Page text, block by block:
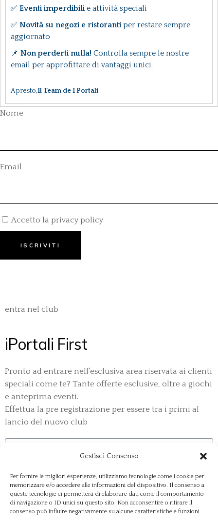
Gestisci Consenso
Per fornire le migliori esperienze, utilizziamo tecnologie come i cookie per
memorizzare e/o accedere alle informazioni del dispositivo. Il consenso a
queste tecnologie ci permetterà di elaborare dati come il comportamento
di navigazione o ID unici su questo sito. Non acconsentire o ritirare il
consenso può influire negativamente su alcune caratteristiche e funzioni.
✅ Eventi imperdibilie attività speciali
✅ Novità su negozi e ristorantiper restare sempre
aggiornato
📌 Non perderti nulla! Controlla sempre le nostre
email per approfittare di vantaggi unici.
A presto,Il Team de I Portali
Nome
Email
Accetto la privacy policy
entra nel club
iPortali First
Pronto ad entrare nell'esclusiva area riservata ai clienti
speciali come te? Tante offerte esclusive, oltre a giochi
e anteprima eventi.
Effettua la pre registrazione per essere tra i primi al
lancio del nuovo club